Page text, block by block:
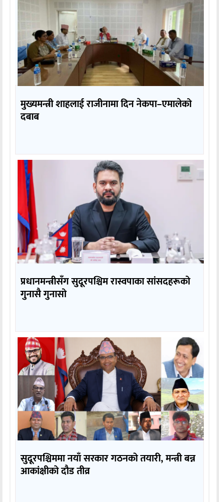
मुख्यमन्त्री शाहलाई राजीनामा दिन नेकपा–एमालेको
दबाब
प्रधानमन्त्रीसँग सुदूरपश्चिम रास्वपाका सांसदहरूको
गुनासै गुनासो
सुदूरपश्चिममा नयाँ सरकार गठनको तयारी, मन्त्री बन्न
आकांक्षीको दौड तीव्र